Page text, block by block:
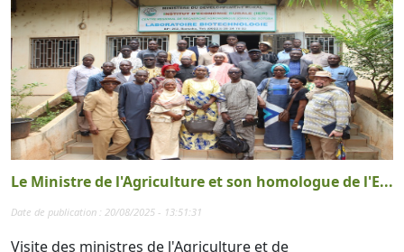
Le Ministre de l'Agriculture et son homologue de l'E...
Date de publication : 20/08/2025 - 13:51:31
Visite des ministres de l'Agriculture et de